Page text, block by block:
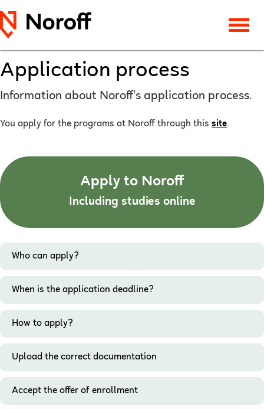
Application process
Information about Noroff's application process.
You apply for the programs at Noroff through this site.
Apply to Noroff
Including studies online
Who can apply?
When is the application deadline?
How to apply?
Upload the correct documentation
Accept the offer of enrollment